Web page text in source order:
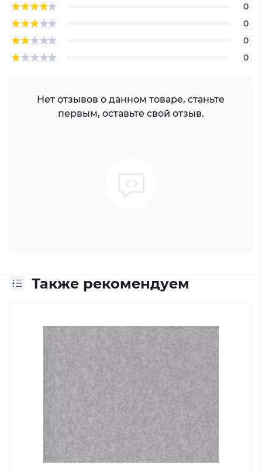
0
0
0
0
Нет отзывов о данном товаре, станьте
первым, оставьте свой отзыв.
Также рекомендуем